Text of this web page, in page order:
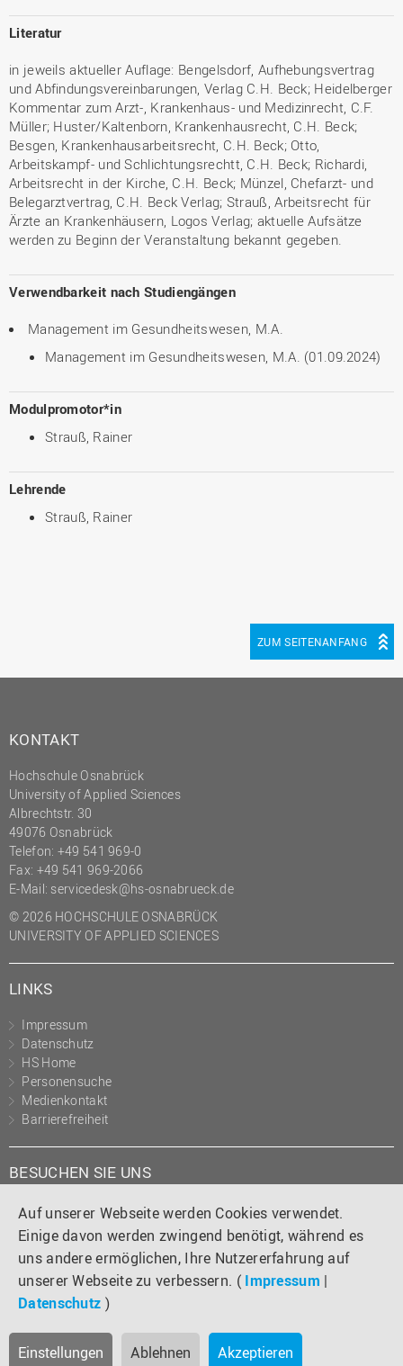
Auf unserer Webseite werden Cookies verwendet.
Einige davon werden zwingend benötigt, während es
uns andere ermöglichen, Ihre Nutzererfahrung auf
unserer Webseite zu verbessern. ( Impressum |
Datenschutz )
Einstellungen Ablehnen Akzeptieren
Literatur
in jeweils aktueller Auflage: Bengelsdorf, Aufhebungsvertrag
und Abfindungsvereinbarungen, Verlag C.H. Beck; Heidelberger
Kommentar zum Arzt-, Krankenhaus- und Medizinrecht, C.F.
Müller; Huster/Kaltenborn, Krankenhausrecht, C.H. Beck;
Besgen, Krankenhausarbeitsrecht, C.H. Beck; Otto,
Arbeitskampf- und Schlichtungsrechtt, C.H. Beck; Richardi,
Arbeitsrecht in der Kirche, C.H. Beck; Münzel, Chefarzt- und
Belegarztvertrag, C.H. Beck Verlag; Strauß, Arbeitsrecht für
Ärzte an Krankenhäusern, Logos Verlag; aktuelle Aufsätze
werden zu Beginn der Veranstaltung bekannt gegeben.
Verwendbarkeit nach Studiengängen
Management im Gesundheitswesen, M.A.
Management im Gesundheitswesen, M.A. (01.09.2024)
Modulpromotor*in
Strauß, Rainer
Lehrende
Strauß, Rainer
ZUM SEITENANFANG
KONTAKT
Hochschule Osnabrück
University of Applied Sciences
Albrechtstr. 30
49076 Osnabrück
Telefon: +49 541 969-0
Fax: +49 541 969-2066
E-Mail: servicedesk@hs-osnabrueck.de
© 2026 HOCHSCHULE OSNABRÜCK
UNIVERSITY OF APPLIED SCIENCES
LINKS
Impressum
Datenschutz
HS Home
Personensuche
Medienkontakt
Barrierefreiheit
BESUCHEN SIE UNS
Instagram
TiktokLinkedIn
YouTube
Facebook